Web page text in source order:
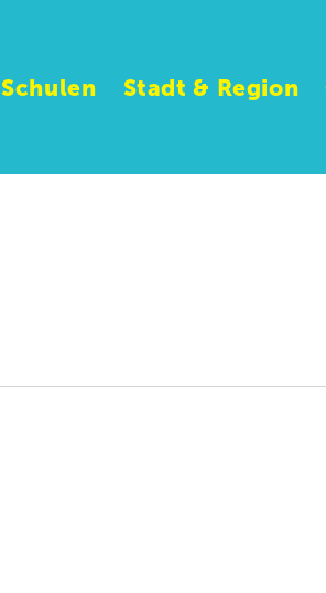
Schulen Stadt & Region